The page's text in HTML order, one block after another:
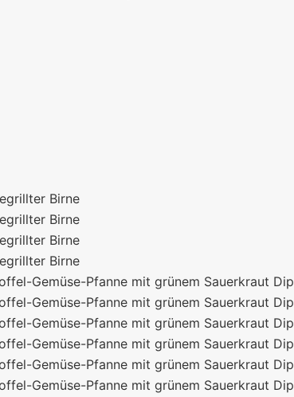
Birne
Birne
Birne
Birne
Gemüse-Pfanne mit grünem Sauerkraut Dip
Gemüse-Pfanne mit grünem Sauerkraut Dip
Gemüse-Pfanne mit grünem Sauerkraut Dip
Gemüse-Pfanne mit grünem Sauerkraut Dip
Gemüse-Pfanne mit grünem Sauerkraut Dip
Gemüse-Pfanne mit grünem Sauerkraut Dip